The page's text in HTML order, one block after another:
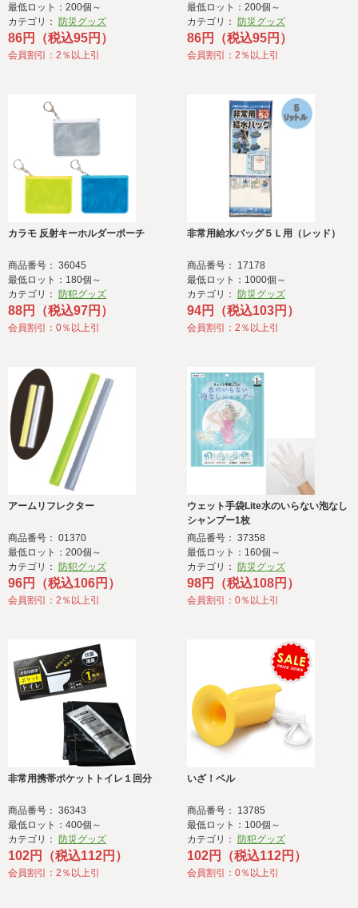
最低ロット：200個～
カテゴリ： 防災グッズ
86円（税込95円）
会員割引：2％以上引
最低ロット：200個～
カテゴリ： 防災グッズ
86円（税込95円）
会員割引：2％以上引
カラモ 反射キーホルダーポーチ
商品番号： 36045
最低ロット：180個～
カテゴリ： 防犯グッズ
88円（税込97円）
会員割引：0％以上引
非常用給水バッグ５Ｌ用（レッド）
商品番号： 17178
最低ロット：1000個～
カテゴリ： 防災グッズ
94円（税込103円）
会員割引：2％以上引
アームリフレクター
商品番号： 01370
最低ロット：200個～
カテゴリ： 防犯グッズ
96円（税込106円）
会員割引：2％以上引
ウェット手袋Lite水のいらない泡なし
シャンプー1枚
商品番号： 37358
最低ロット：160個～
カテゴリ： 防災グッズ
98円（税込108円）
会員割引：0％以上引
非常用携帯ポケットトイレ１回分
商品番号： 36343
最低ロット：400個～
カテゴリ： 防災グッズ
102円（税込112円）
会員割引：2％以上引
いざ！ベル
商品番号： 13785
最低ロット：100個～
カテゴリ： 防犯グッズ
102円（税込112円）
会員割引：0％以上引